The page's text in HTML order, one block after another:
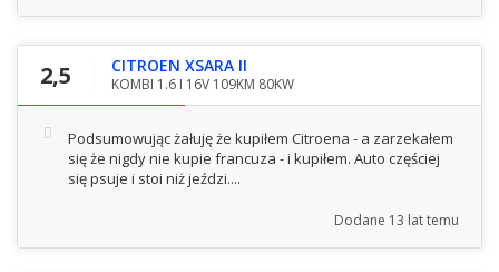
2,5 CITROEN XSARA II
KOMBI 1.6 I 16V 109KM 80KW
Podsumowując żałuję że kupiłem Citroena - a zarzekałem
się że nigdy nie kupie francuza - i kupiłem. Auto częściej
się psuje i stoi niż jeździ....
Dodane 13 lat temu